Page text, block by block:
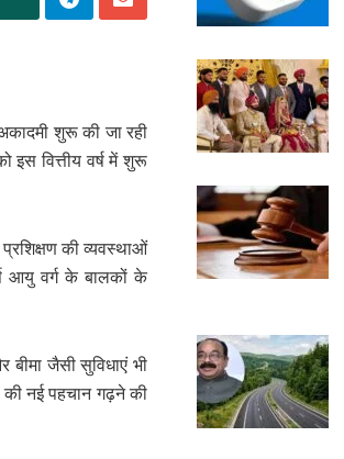
शुरू की जा रही
वित्तीय वर्ष में शुरू
की व्यवस्थाओं
आयु वर्ग के बालकों के
जैसी सुविधाएं भी
नई पहचान गढ़ने की